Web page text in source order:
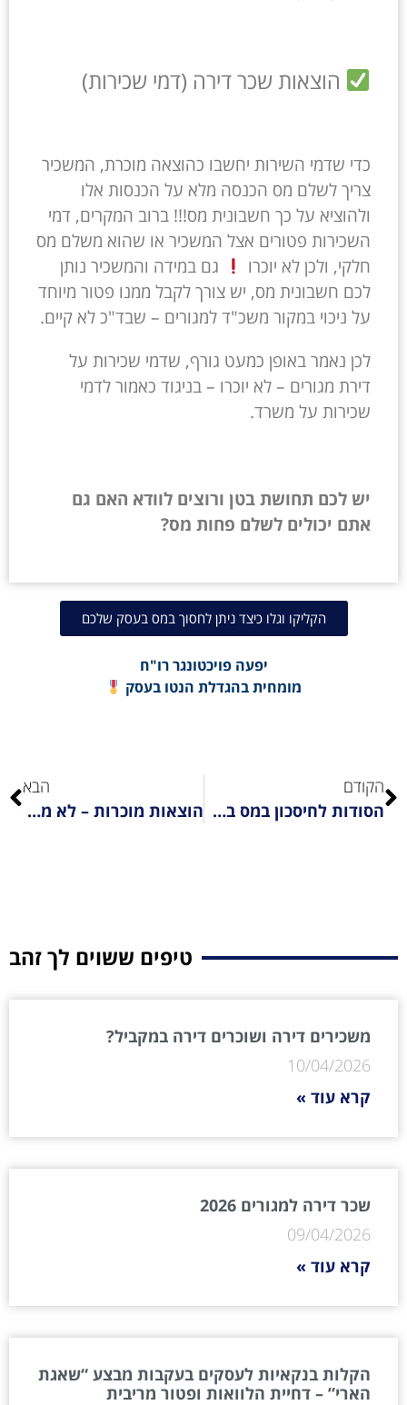
הוצאות שכר דירה (דמי שכירות)
כדי שדמי השירות יחשבו כהוצאה מוכרת, המשכיר
צריך לשלם מס הכנסה מלא על הכנסות אלו
ולהוציא על כך חשבונית מס!!! ברוב המקרים, דמי
השכירות פטורים אצל המשכיר או שהוא משלם מס
חלקי, ולכן לא יוכרו
גם במידה והמשכיר נותן
לכם חשבונית מס, יש צורך לקבל ממנו פטור מיוחד
על ניכוי במקור משכ"ד למגורים – שבד"כ לא קיים.
לכן נאמר באופן כמעט גורף, שדמי שכירות על
דירת מגורים – לא יוכרו – בניגוד כאמור לדמי
שכירות על משרד.
יש לכם תחושת בטן ורוצים לוודא האם גם
אתם יכולים לשלם פחות מס?
הקליקו וגלו כיצד ניתן לחסוך במס בעסק שלכם
יפעה פויכטונגר רו"ח
מומחית בהגדלת הנטו בעסק
הקודם
הסודות לחיסכון במס באפס מאמץ 1# – כיבודים ארוח ונסיעות לחו"ל
הבא
הוצאות מוכרות – לא מה שחשבתם!
טיפים ששוים לך זהב
משכירים דירה ושוכרים דירה במקביל?
10/04/2026
קרא עוד »
שכר דירה למגורים 2026
09/04/2026
קרא עוד »
הקלות בנקאיות לעסקים בעקבות מבצע “שאגת
הארי” – דחיית הלוואות ופטור מריבית